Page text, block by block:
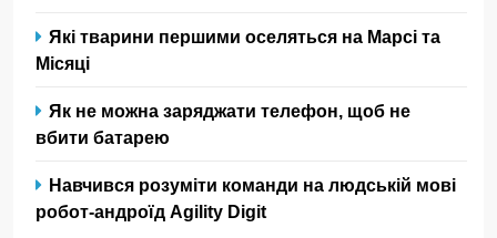
Які тварини першими оселяться на Марсі та
Місяці
Як не можна заряджати телефон, щоб не
вбити батарею
Навчився розуміти команди на людській мові
робот-андроїд Agility Digit